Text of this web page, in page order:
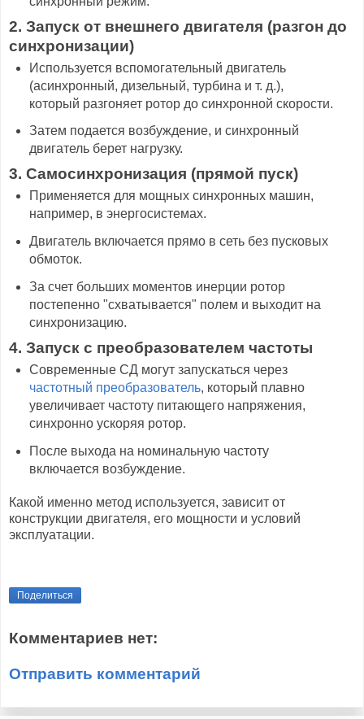
2. Запуск от внешнего двигателя (разгон до
синхронизации)
Используется вспомогательный двигатель
(асинхронный, дизельный, турбина и т. д.),
который разгоняет ротор до синхронной скорости.
Затем подается возбуждение, и синхронный
двигатель берет нагрузку.
3. Самосинхронизация (прямой пуск)
Применяется для мощных синхронных машин,
например, в энергосистемах.
Двигатель включается прямо в сеть без пусковых
обмоток.
За счет больших моментов инерции ротор
постепенно "схватывается" полем и выходит на
синхронизацию.
4. Запуск с преобразователем частоты
Современные СД могут запускаться через
частотный преобразователь, который плавно
увеличивает частоту питающего напряжения,
синхронно ускоряя ротор.
После выхода на номинальную частоту
включается возбуждение.
Какой именно метод используется, зависит от
конструкции двигателя, его мощности и условий
эксплуатации.
Поделиться
Комментариев нет:
Отправить комментарий